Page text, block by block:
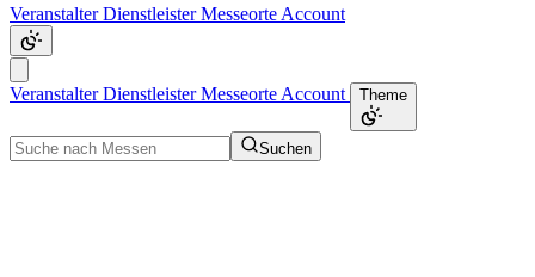
VeranstalterDienstleisterMesseorte Account
VeranstalterDienstleisterMesseorte Account Theme
Suchen